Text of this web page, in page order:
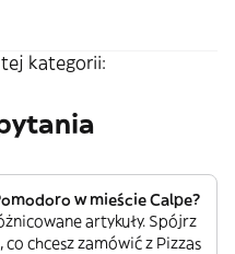
kategorii:
w mieście Calpe?
artykuły. Spójrz
chcesz zamówić z Pizzas